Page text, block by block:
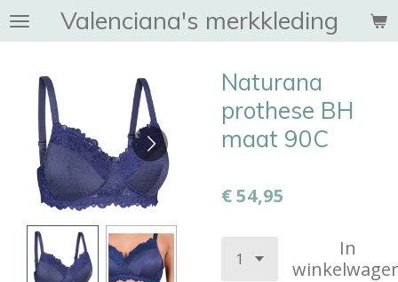
Ga
direct
hoofdinhoud
Valenciana's merkkleding
Naturana
prothese BH
maat 90C
€ 54,95
In